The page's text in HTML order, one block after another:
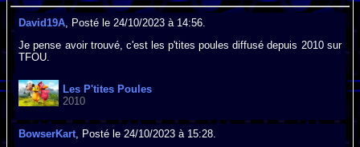
David19A , Posté le 24/10/2023 à 14:56.
Je pense avoir trouvé, c'est les p'tites poules diffusé depuis 2010 sur
TFOU.
Les P'tites Poules
2010
BowserKart, Posté le 24/10/2023 à 15:28.